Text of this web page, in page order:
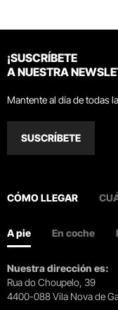
¡SUSCRÍBETE
A NUESTRA
Mantente al día de todas
SUSCRÍBETE
CÓMO LLEGAR
A pie En coche
Nuestra dirección es:
Rua do Choupelo, 39
4400-088 Vila Nova de